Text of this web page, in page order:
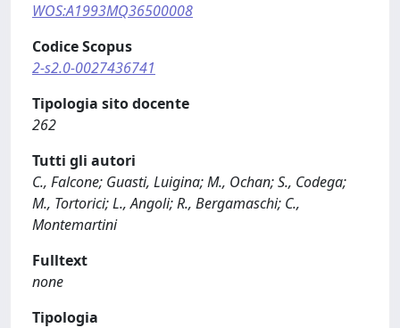
WOS:A1993MQ36500008
Codice Scopus
2-s2.0-0027436741
Tipologia sito docente
262
Tutti gli autori
C., Falcone; Guasti, Luigina; M., Ochan; S., Codega;
M., Tortorici; L., Angoli; R., Bergamaschi; C.,
Montemartini
Fulltext
none
Tipologia